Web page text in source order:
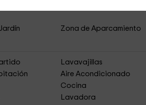
Zona de Aparcamiento
Lavavajillas
Aire Acondicionado
Cocina
Lavadora